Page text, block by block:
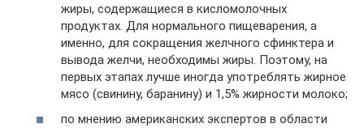
жиры, содержащиеся в кисломолочных
продуктах. Для нормального пищеварения, а
именно, для сокращения желчного сфинктера и
вывода желчи, необходимы жиры. Поэтому, на
первых этапах лучше иногда употреблять жирное
мясо (свинину, баранину) и 1,5% жирности молоко;
по мнению американских экспертов в области